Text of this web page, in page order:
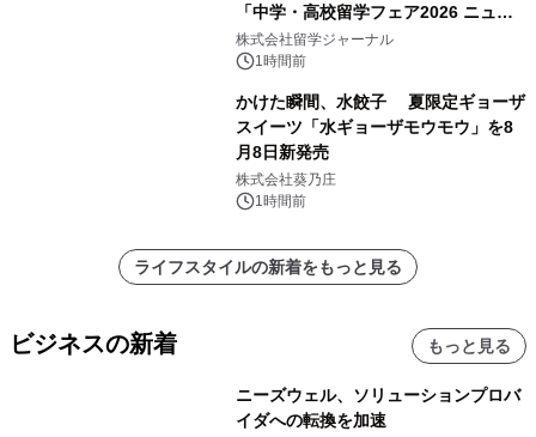
「中学・高校留学フェア2026 ニュー
ジーランド＆オーストラリア」を
9/12(土)に開催
株式会社留学ジャーナル
1時間前
かけた瞬間、水餃子 夏限定ギョーザ
スイーツ「水ギョーザモウモウ」を8
月8日新発売
株式会社葵乃庄
1時間前
ライフスタイルの新着をもっと見る
ビジネスの新着 もっと見る
ニーズウェル、ソリューションプロバ
イダへの転換を加速